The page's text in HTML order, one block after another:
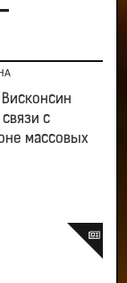
с
массовых